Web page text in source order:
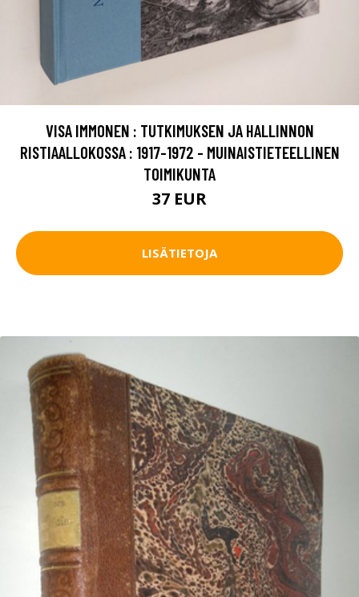
VISA IMMONEN : TUTKIMUKSEN JA HALLINNON
RISTIAALLOKOSSA : 1917-1972 - MUINAISTIETEELLINEN
TOIMIKUNTA
37 EUR
LISÄTIETOJA